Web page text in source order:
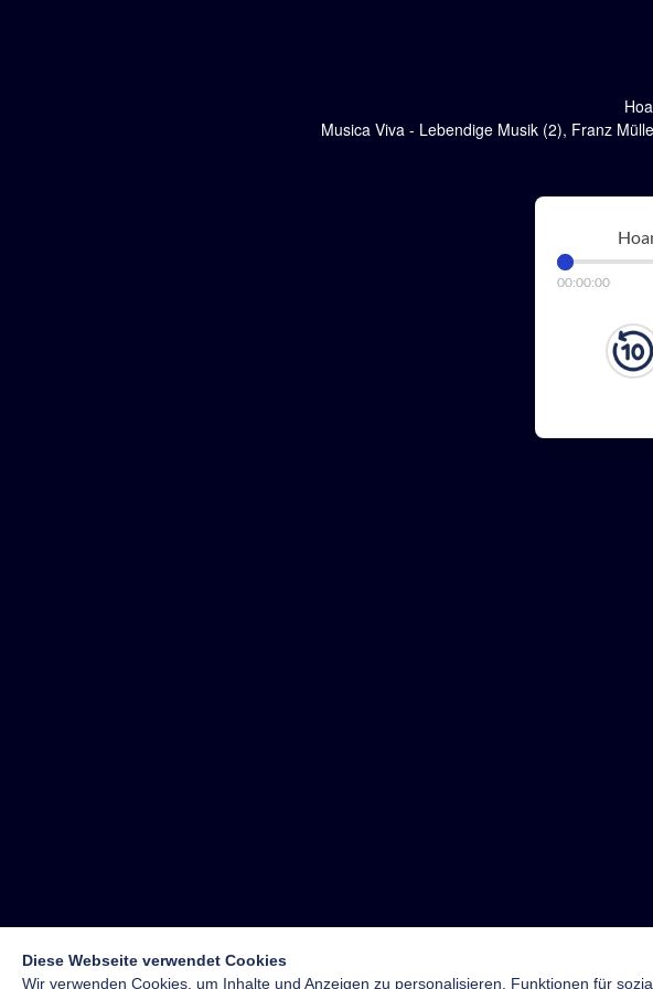
Musica Viva - Lebendige Musik (2), Franz
00:00:00
Diese Webseite verwendet Cookies
Wir verwenden Cookies, um Inhalte und Anzeigen zu personalisieren, Funktionen für